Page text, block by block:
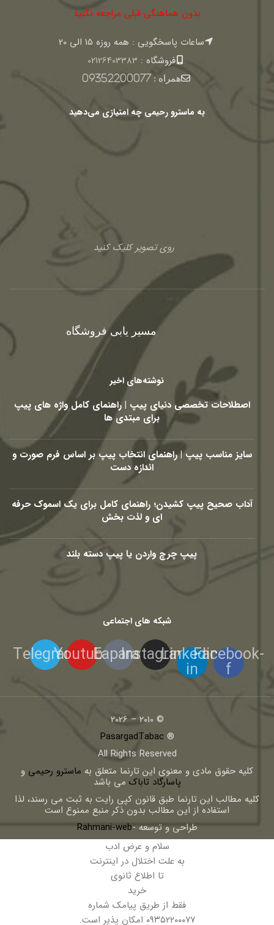
بدون هماهنگی قبلی مراجعه نکنید
ساعات پاسخگویی : همه روزه 15 الی 20
فروشگاه : 02126403383
همراه :09352200077
به ماسترو رحیمی چه امتیازی می‌دهید
روی تصویر کلیک کنید
مسیر یابی فروشگاه
نوشته‌های اخیر
اصطلاحات تخصصی دنیای پیپ | راهنمای کامل واژه های پیپ
برای مبتدی ها
سایز مناسب پیپ | راهنمای انتخاب پیپ بر اساس فرم صورت و
اندازه دست
آداب صحیح پیپ کشیدن؛ راهنمای کامل برای یک اسموک حرفه
ای و لذت بخش
پیپ چرچ واردن یا پیپ دسته بلند
شبکه های اجتماعی
Facebook-
f
Linkedin-
in
Instagram
Eaparat
Youtube
Telegram
© 2010 – 2026
®
PasargadTabac
All Rights Reserved
كليه حقوق مادی و معنوی اين تارنما متعلق به ماسترو رحیمی و
پاسارگاد تاباک می باشد
کلیه مطالب این تارنما طبق قانون کپی رایت به ثبت می رسند، لذا
استفاده از این مطالب بدون ذکر منبع ممنوع است
طراحی و توسعه -Rahmani-web
سلام و عرض ادب
به علت اختلال در اینترنت
تا اطلاع ثانوی
خرید
فقط از طریق پیامک شماره
۰۹۳۵۲۲۰۰۰۷۷ امکان پذیر است.